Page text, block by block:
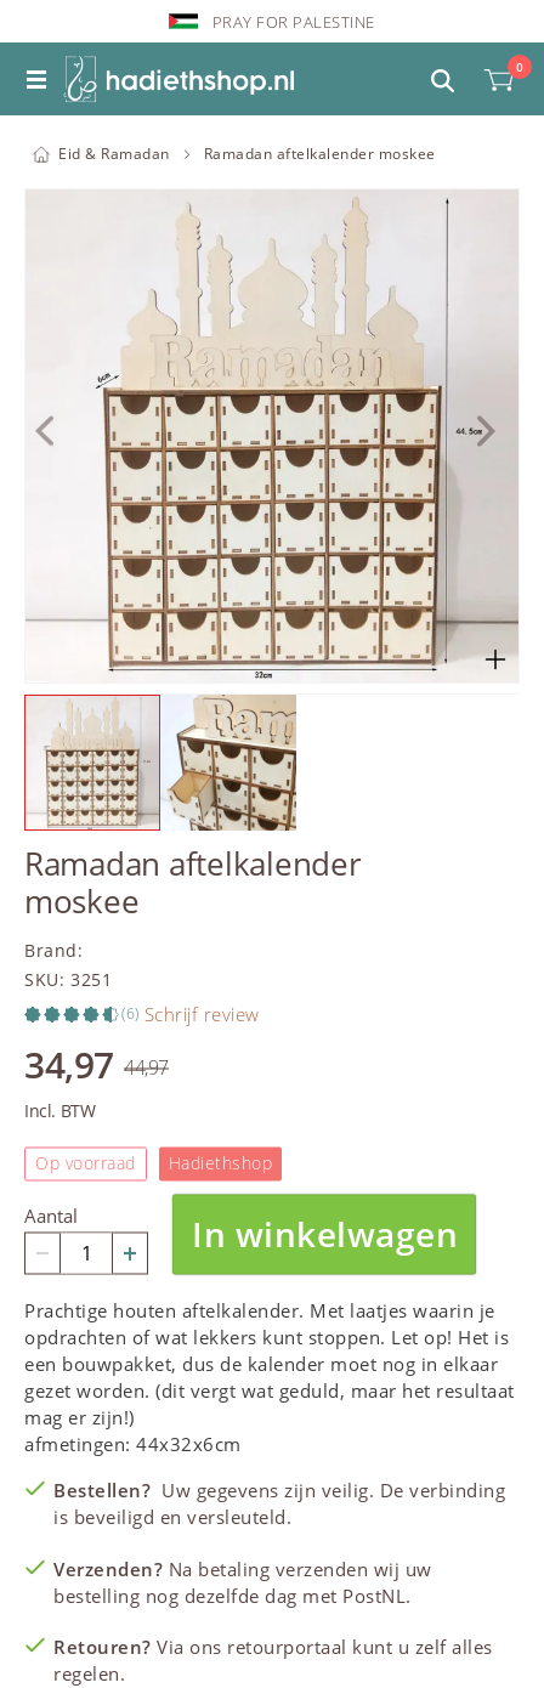
PRAY FOR PALESTINE
0
Eid & Ramadan Ramadan aftelkalender moskee
Ramadan aftelkalender
moskee
Brand:
SKU: 3251
(6) Schrijf review
34,97 44,97
Incl. BTW
Op voorraad Hadiethshop
Aantal In winkelwagen
Prachtige houten aftelkalender. Met laatjes waarin je
opdrachten of wat lekkers kunt stoppen. Let op! Het is
een bouwpakket, dus de kalender moet nog in elkaar
gezet worden. (dit vergt wat geduld, maar het resultaat
mag er zijn!)
afmetingen: 44x32x6cm
Bestellen? Uw gegevens zijn veilig. De verbinding
is beveiligd en versleuteld.
Verzenden? Na betaling verzenden wij uw
bestelling nog dezelfde dag met PostNL.
Retouren? Via ons retourportaal kunt u zelf alles
regelen.